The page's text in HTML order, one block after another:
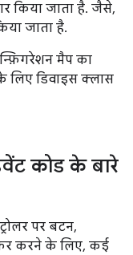
किया जाता है. जैसे,
जाता है.
मैप का
डिवाइस क्लास
कोड के बारे
पर बटन,
करने के लिए, कई